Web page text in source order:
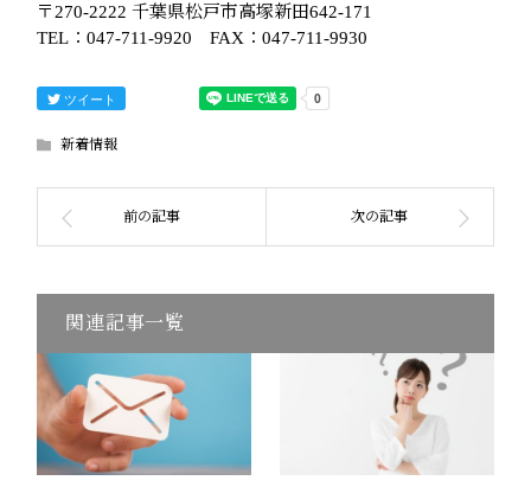
〒270-2222 千葉県松戸市高塚新田642-171
TEL：047-711-9920 FAX：047-711-9930
ツイート
新着情報
関連記事一覧